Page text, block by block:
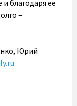
благодаря ее
–
Юрий